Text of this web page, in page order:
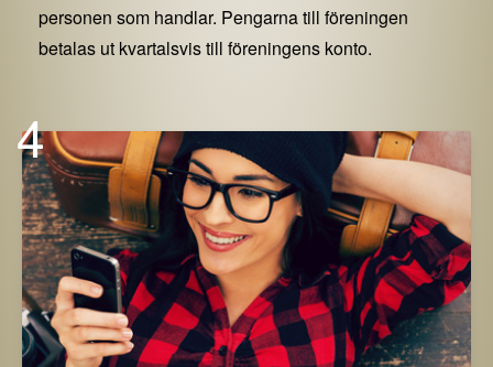
personen som handlar. Pengarna till föreningen
betalas ut kvartalsvis till föreningens konto.
4